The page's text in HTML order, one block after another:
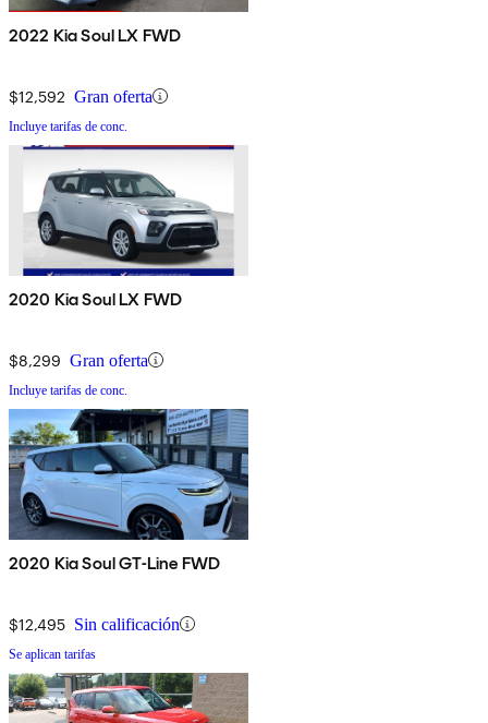
2022 Kia Soul LX FWD
$12,592 Gran oferta
Incluye tarifas de conc.
2020 Kia Soul LX FWD
$8,299 Gran oferta
Incluye tarifas de conc.
2020 Kia Soul GT-Line FWD
$12,495 Sin calificación
Se aplican tarifas